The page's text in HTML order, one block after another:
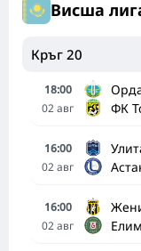
Висша
Кръг 20
18:00
02авг
ФК
16:00
02авг
16:00
02авг